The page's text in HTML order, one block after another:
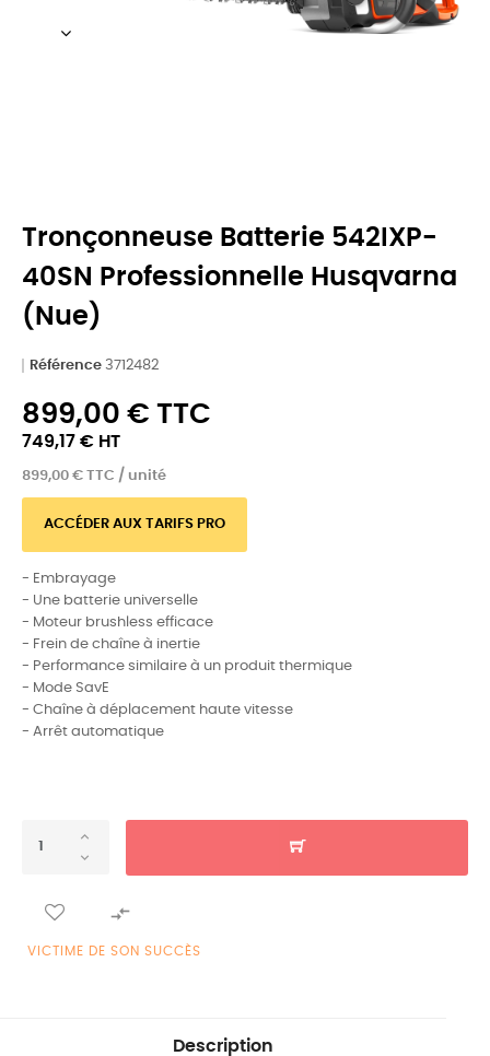
Tronçonneuse Batterie 542IXP-
40SN Professionnelle Husqvarna
(nue)
Référence 3712482
899,00 € TTC
749,17 € HT
899,00 € TTC / unité
ACCÉDER AUX TARIFS PRO
- Embrayage
- Une batterie universelle
- Moteur brushless efficace
- Frein de chaîne à inertie
- Performance similaire à un produit thermique
- Mode SavE
- Chaîne à déplacement haute vitesse
- Arrêt automatique

VICTIME DE SON SUCCÈS
Description